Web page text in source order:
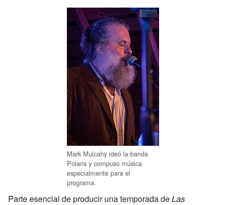
Mark Mulcahy ideó la banda
Polaris y compuso música
especialmente para el
programa.
Parte esencial de producir una temporada deLas